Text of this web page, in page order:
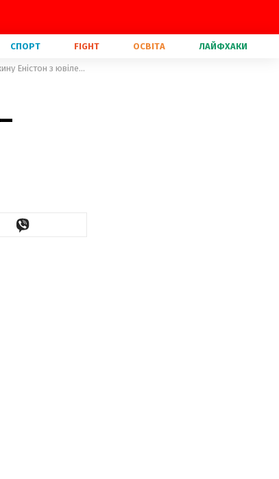
СПОРТ FIGHT ОСВІТА ЛАЙФХАКИ
З днем народження цю злу жінку, – Джастін Теру привітав колишню дружину Еністон з ювілеєм